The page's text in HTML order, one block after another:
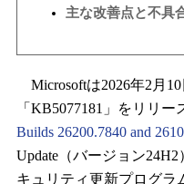
主な改善点と不具
Microsoftは2026年2月
「KB5077181」をリリ
Builds 26200.7840 and
Update（バージョン
キュリティ更新プログラ